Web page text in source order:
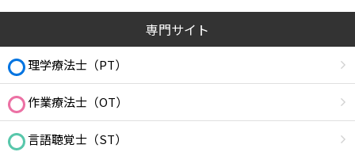
専門サイト
理学療法士（PT）
作業療法士（OT）
言語聴覚士（ST）